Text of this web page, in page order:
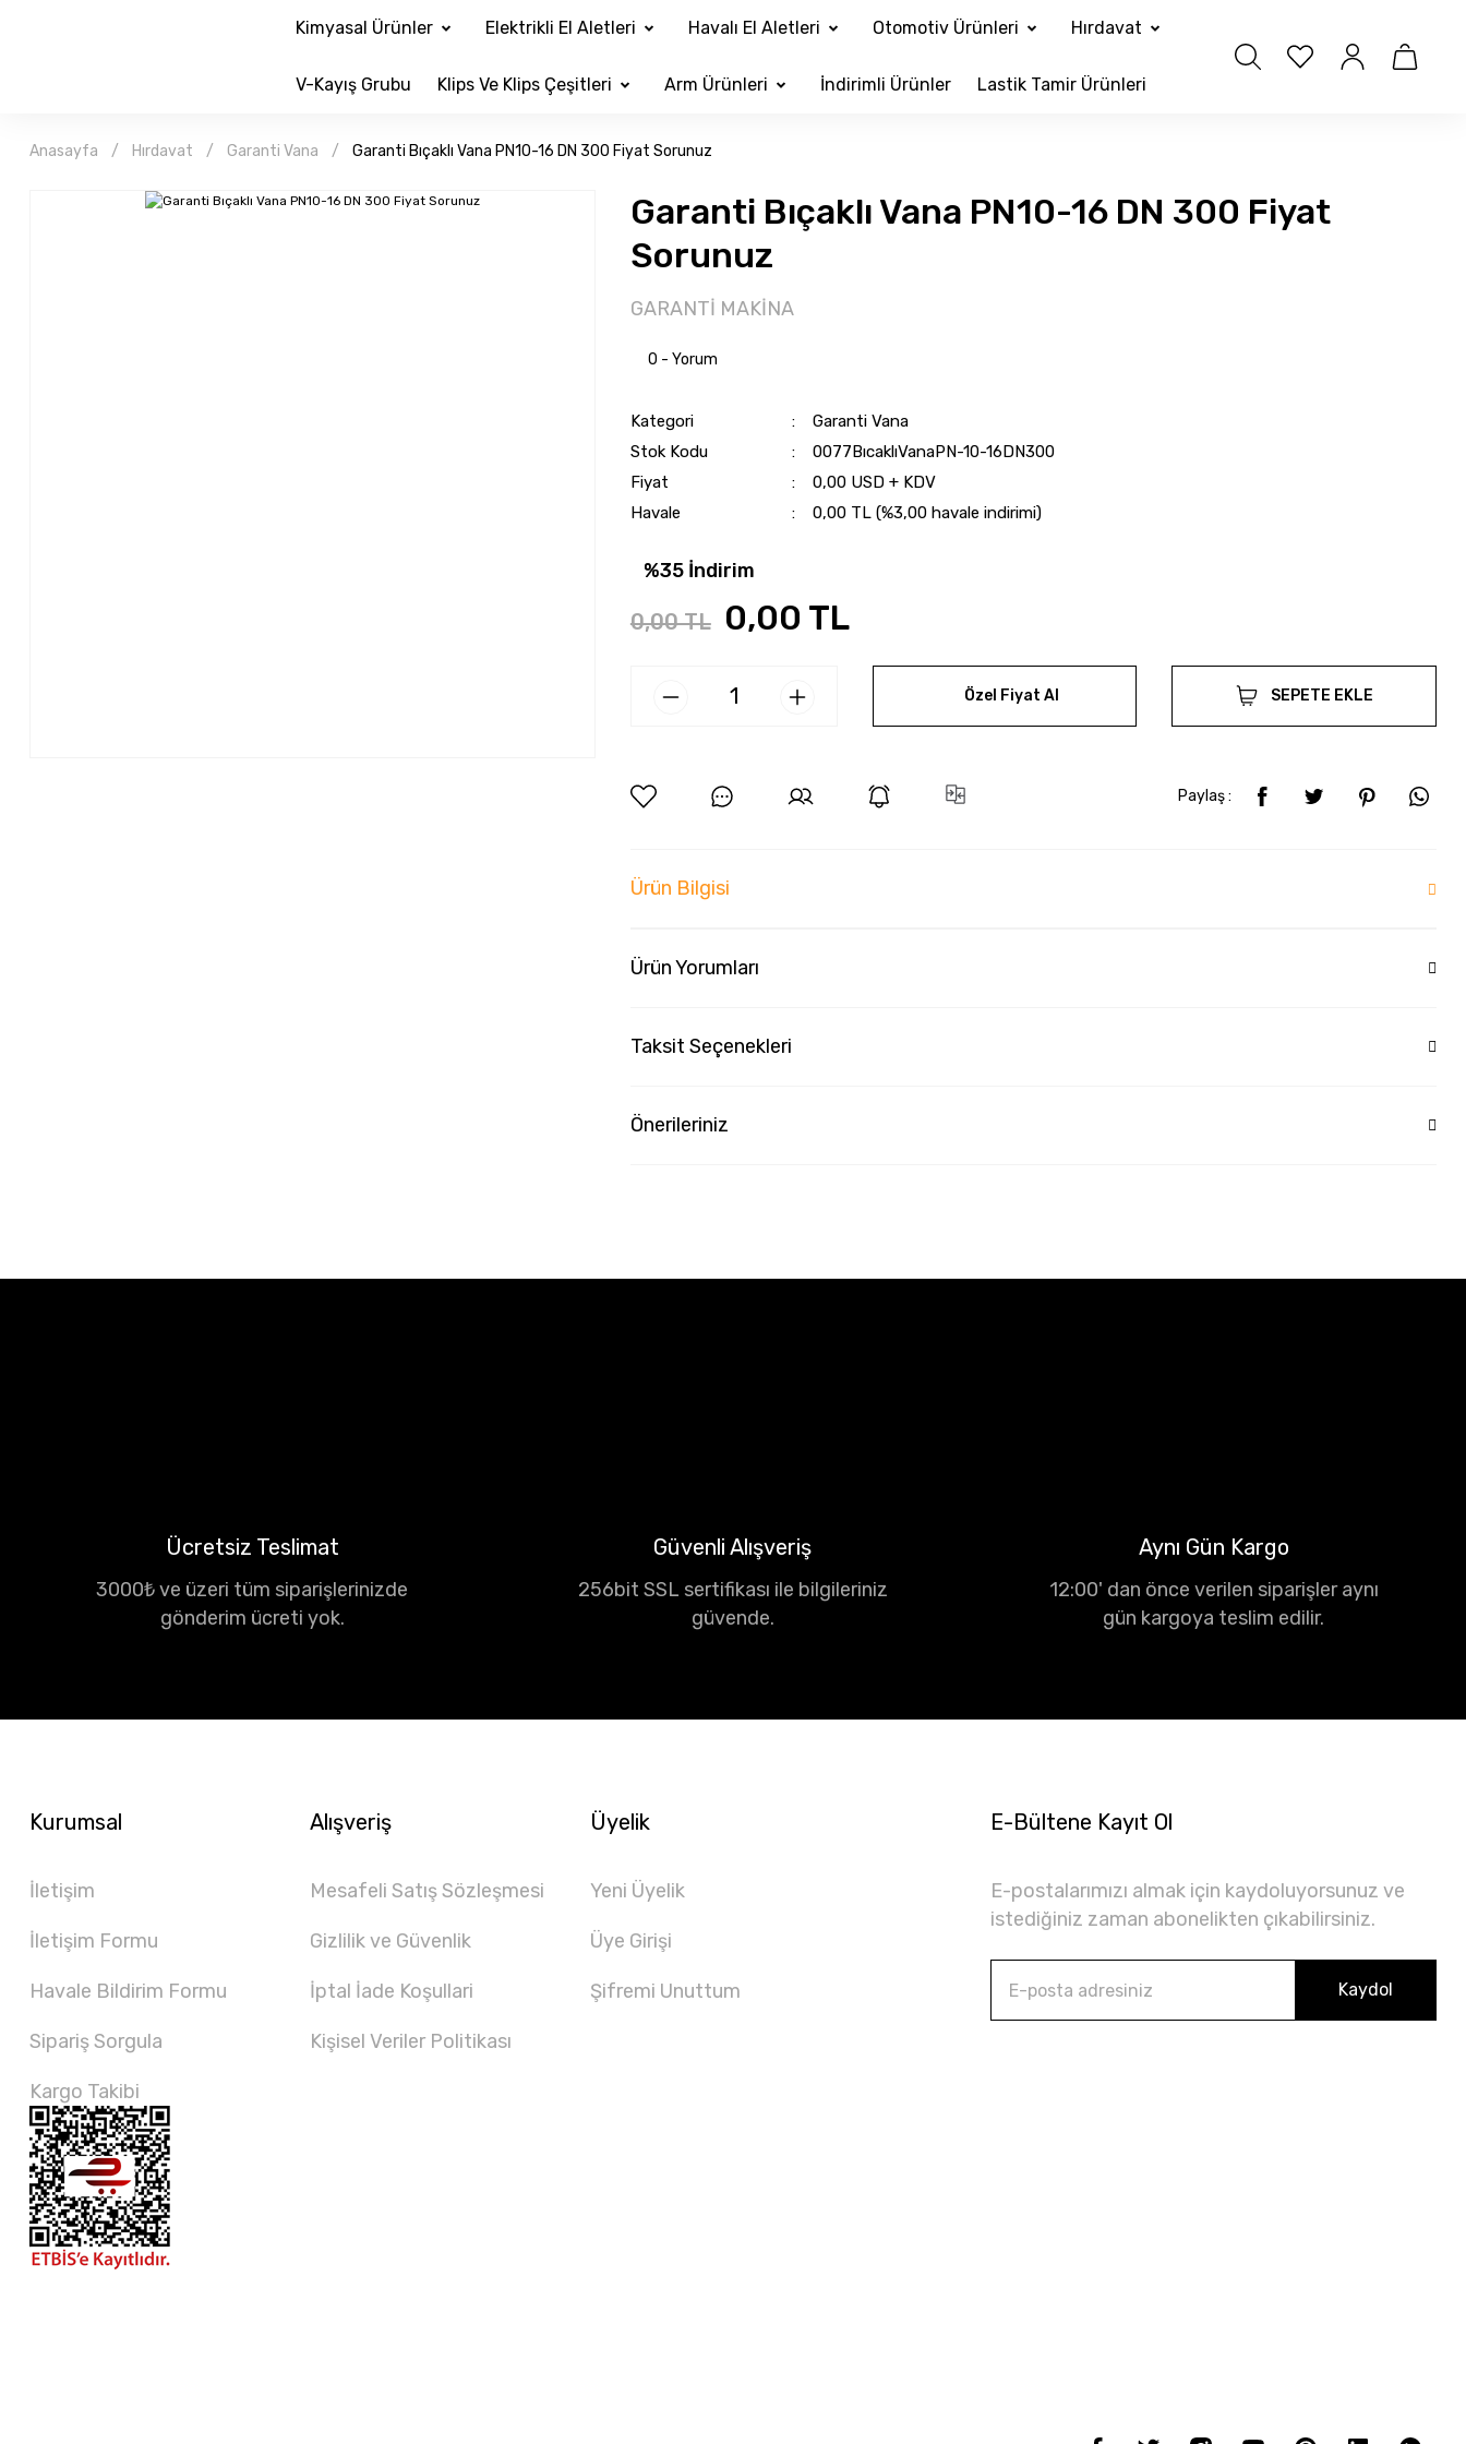
Kimyasal Ürünler Elektrikli El Aletleri Havalı El Aletleri Otomotiv Ürünleri Hırdavat
V-Kayış Grubu Klips Ve Klips Çeşitleri Arm Ürünleri İndirimli Ürünler Lastik Tamir Ürünleri
Anasayfa Hırdavat Garanti Vana Garanti Bıçaklı Vana PN10-16 DN 300 Fiyat Sorunuz
Garanti Bıçaklı Vana PN10-16 DN 300 Fiyat
Sorunuz
GARANTİ MAKİNA
0 - Yorum
Kategori
Garanti Vana
Stok Kodu
0077BıcaklıVanaPN-10-16DN300
Fiyat
0,00 USD + KDV
Havale
0,00 TL (%3,00 havale indirimi)
%35 İndirim
0,00 TL 0,00 TL
Özel Fiyat Al SEPETE EKLE
Paylaş :
Ürün Bilgisi
Ürün Yorumları
Taksit Seçenekleri
Önerileriniz
Ücretsiz Teslimat
3000₺ ve üzeri tüm siparişlerinizde
gönderim ücreti yok.
Güvenli Alışveriş
256bit SSL sertifikası ile bilgileriniz
güvende.
Aynı Gün Kargo
12:00' dan önce verilen siparişler aynı
gün kargoya teslim edilir.
Kurumsal
İletişim
İletişim Formu
Havale Bildirim Formu
Sipariş Sorgula
Kargo Takibi
Alışveriş
Mesafeli Satış Sözleşmesi
Gizlilik ve Güvenlik
İptal İade Koşullari
Kişisel Veriler Politikası
Üyelik
Yeni Üyelik
Üye Girişi
Şifremi Unuttum
E-Bültene Kayıt Ol
E-postalarımızı almak için kaydoluyorsunuz ve
istediğiniz zaman abonelikten çıkabilirsiniz.
Kaydol